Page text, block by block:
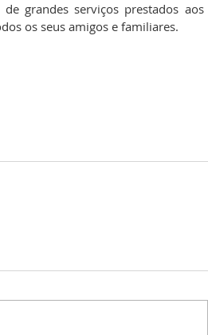
grandes serviços prestados aos
os seus amigos e familiares.